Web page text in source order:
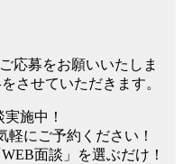
応募をお願いいたしま
させていただきます。
施中！
にご予約ください！
面談」を選ぶだけ！